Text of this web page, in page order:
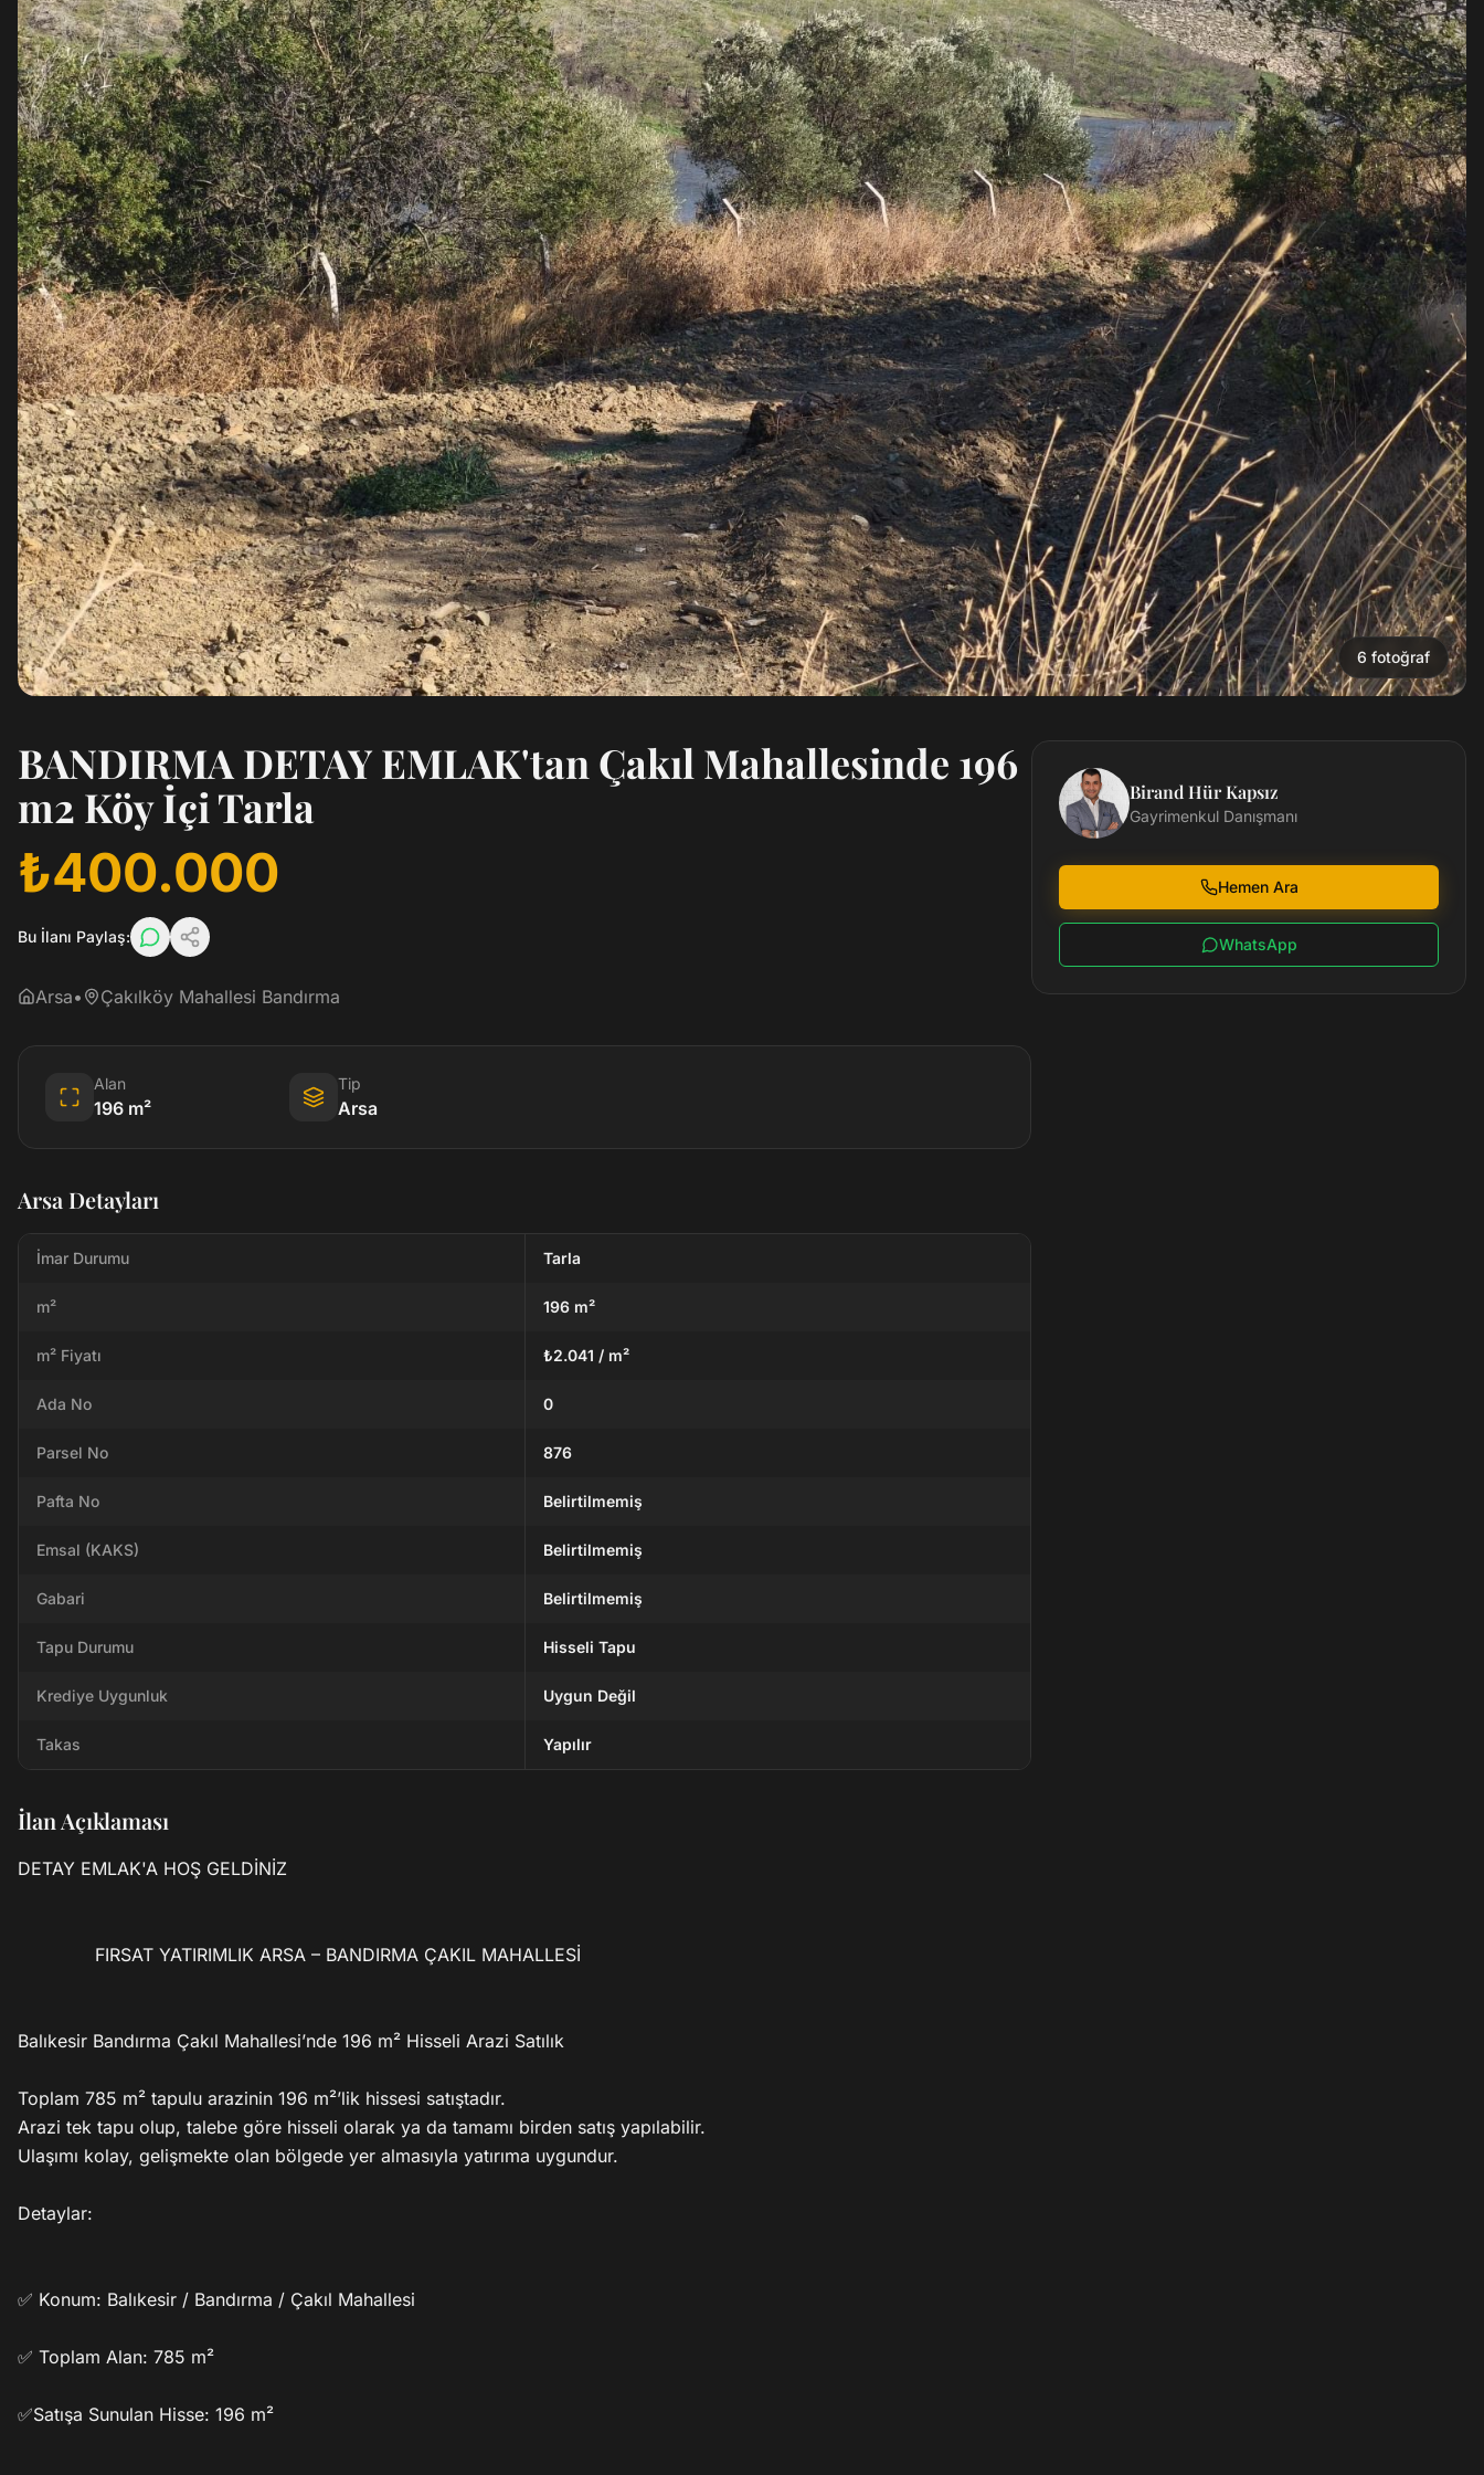
6 fotoğraf
BANDIRMA DETAY EMLAK'tan Çakıl Mahallesinde 196
m2 Köy İçi Tarla
₺400.000
Bu İlanı Paylaş:
Arsa• Çakılköy Mahallesi Bandırma
Alan
196 m²
Tip
Arsa
Arsa Detayları
İmar Durumu Tarla
m² 196 m²
m² Fiyatı ₺2.041 / m²
Ada No 0
Parsel No 876
Pafta No Belirtilmemiş
Emsal (KAKS) Belirtilmemiş
Gabari Belirtilmemiş
Tapu Durumu Hisseli Tapu
Krediye Uygunluk Uygun Değil
Takas Yapılır
İlan Açıklaması
DETAY EMLAK'A HOŞ GELDİNİZ
Balıkesir Bandırma Çakıl Mahallesi’nde 196 m² Hisseli Arazi Satılık
Toplam 785 m² tapulu arazinin 196 m²’lik hissesi satıştadır.
Arazi tek tapu olup, talebe göre hisseli olarak ya da tamamı birden satış yapılabilir.
Ulaşımı kolay, gelişmekte olan bölgede yer almasıyla yatırıma uygundur.
Detaylar:
✅ Konum: Balıkesir / Bandırma / Çakıl Mahallesi
✅ Toplam Alan: 785 m²
✅Satışa Sunulan Hisse: 196 m²
Birand Hür Kapsız
Gayrimenkul Danışmanı
Hemen Ara
WhatsApp